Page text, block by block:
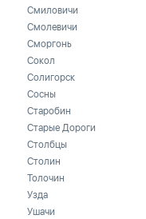
Смиловичи
Смолевичи
Сморгонь
Сокол
Солигорск
Сосны
Старобин
Старые Дороги
Столбцы
Столин
Толочин
Узда
Ушачи